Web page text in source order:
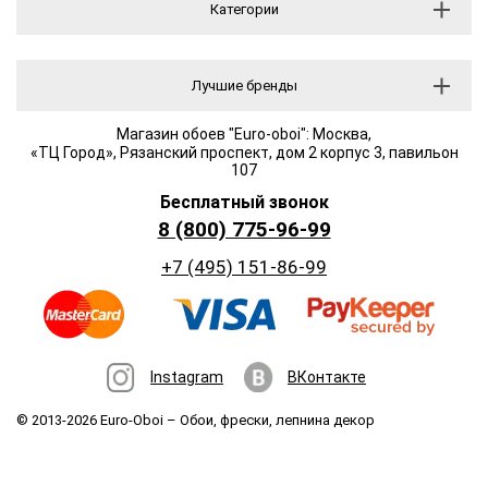
Категории
Лучшие бренды
Магазин обоев "Euro-oboi": Москва,
«ТЦ Город», Рязанский проспект, дом 2 корпус 3, павильон
107
Бесплатный звонок
8 (800) 775-96-99
+7 (495) 151-86-99
Instagram ВКонтакте
© 2013-2026 Euro-Oboi – Обои, фрески, лепнина декор